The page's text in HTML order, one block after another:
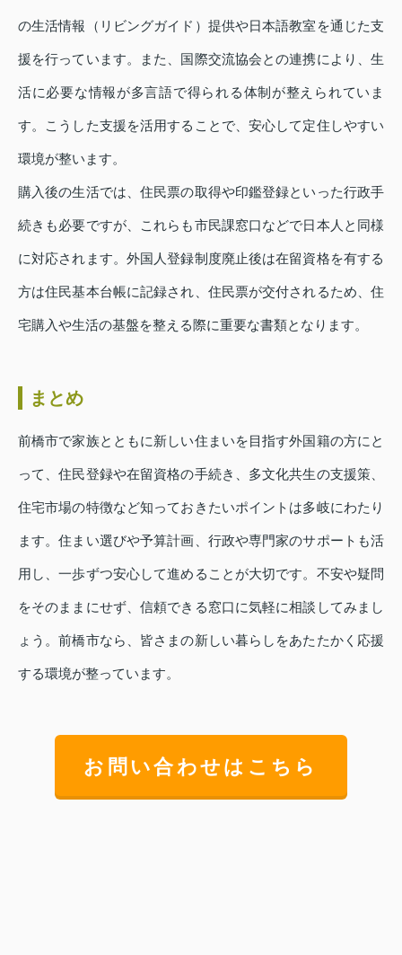
の生活情報（リビングガイド）提供や日本語教室を通じた支
援を行っています。また、国際交流協会との連携により、生
活に必要な情報が多言語で得られる体制が整えられていま
す。こうした支援を活用することで、安心して定住しやすい
環境が整います。
購入後の生活では、住民票の取得や印鑑登録といった行政手
続きも必要ですが、これらも市民課窓口などで日本人と同様
に対応されます。外国人登録制度廃止後は在留資格を有する
方は住民基本台帳に記録され、住民票が交付されるため、住
宅購入や生活の基盤を整える際に重要な書類となります。
まとめ
前橋市で家族とともに新しい住まいを目指す外国籍の方にと
って、住民登録や在留資格の手続き、多文化共生の支援策、
住宅市場の特徴など知っておきたいポイントは多岐にわたり
ます。住まい選びや予算計画、行政や専門家のサポートも活
用し、一歩ずつ安心して進めることが大切です。不安や疑問
をそのままにせず、信頼できる窓口に気軽に相談してみまし
ょう。前橋市なら、皆さまの新しい暮らしをあたたかく応援
する環境が整っています。
お問い合わせはこちら